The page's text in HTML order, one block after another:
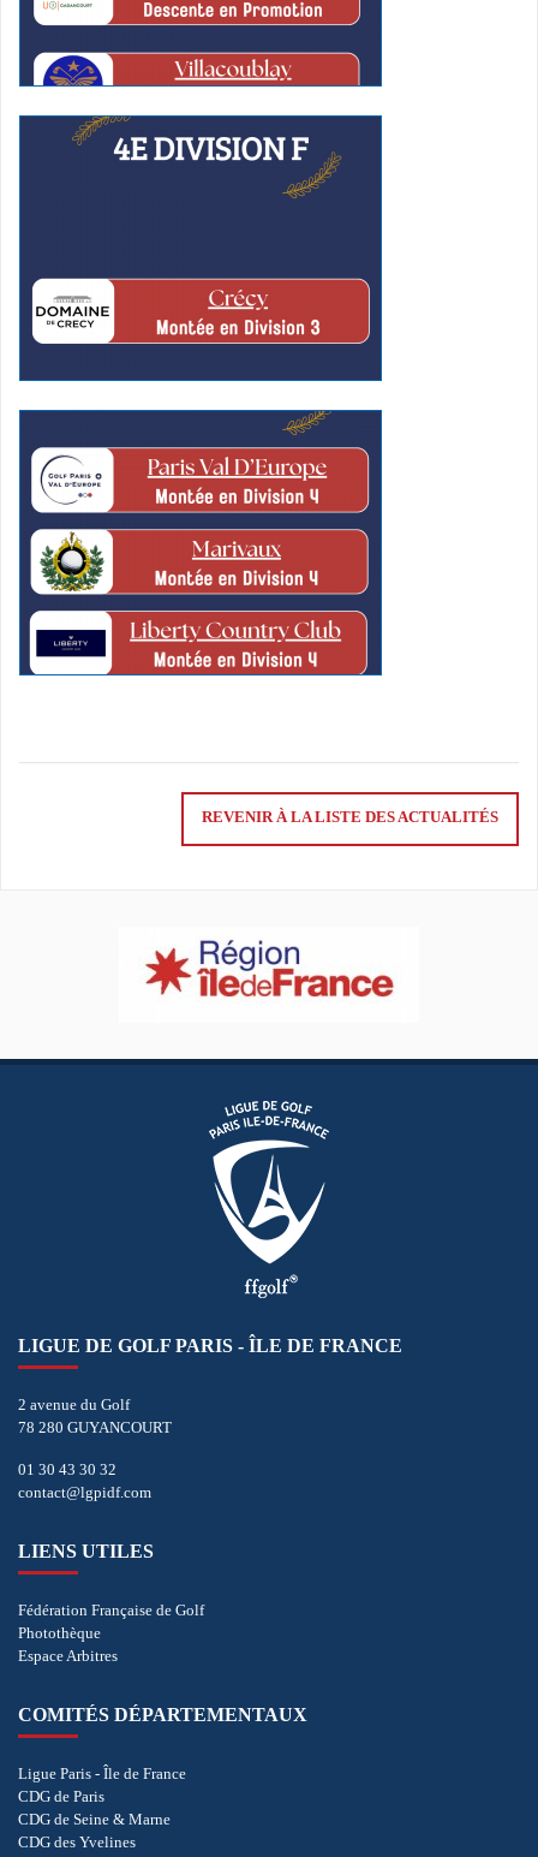
REVENIR À LA LISTE DES ACTUALITÉS
LIGUE DE GOLF PARIS - ÎLE DE FRANCE
2 avenue du Golf
78 280 GUYANCOURT
01 30 43 30 32
contact@lgpidf.com
LIENS UTILES
Fédération Française de Golf
Photothèque
Espace Arbitres
COMITÉS DÉPARTEMENTAUX
Ligue Paris - Île de France
CDG de Paris
CDG de Seine & Marne
CDG des Yvelines